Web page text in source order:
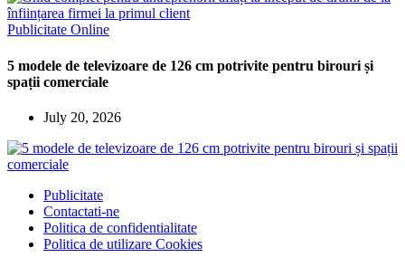
Publicitate Online
5 modele de televizoare de 126 cm potrivite pentru birouri și
spații comerciale
July 20, 2026
Publicitate
Contactati-ne
Politica de confidentialitate
Politica de utilizare Cookies